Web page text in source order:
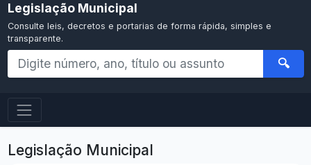
Legislação Municipal
Consulte leis, decretos e portarias de forma rápida, simples e
transparente.
🔍
Legislação Municipal